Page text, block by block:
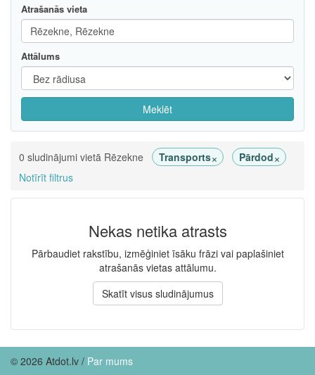
Atrašanās vieta
Attālums
Meklēt
0 sludinājumi vietā Rēzekne Transports× Pārdod×
Notīrīt filtrus
Nekas netika atrasts
Pārbaudiet rakstību, izmēģiniet īsāku frāzi vai paplašiniet
atrašanās vietas attālumu.
Skatīt visus sludinājumus
© 2026 Atdot.lv / Par mums